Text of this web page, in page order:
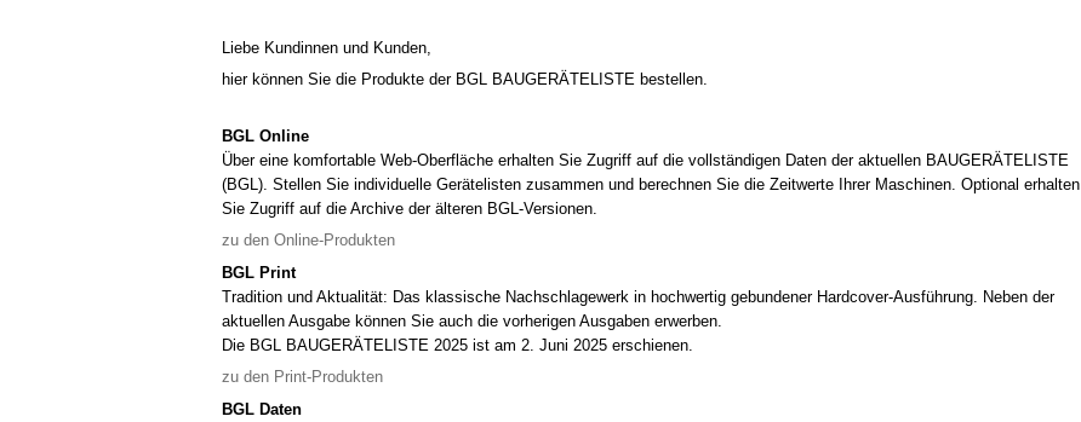
Liebe Kundinnen und Kunden,
hier können Sie die Produkte der BGL BAUGERÄTELISTE bestellen.
BGL Online
Über eine komfortable Web-Oberfläche erhalten Sie Zugriff auf die vollständigen Daten der aktuellen BAUGERÄTELISTE
(BGL). Stellen Sie individuelle Gerätelisten zusammen und berechnen Sie die Zeitwerte Ihrer Maschinen. Optional erhalten
Sie Zugriff auf die Archive der älteren BGL-Versionen.
zu den Online-Produkten
BGL Print
Tradition und Aktualität: Das klassische Nachschlagewerk in hochwertig gebundener Hardcover-Ausführung. Neben der
aktuellen Ausgabe können Sie auch die vorherigen Ausgaben erwerben.
Die BGL BAUGERÄTELISTE 2025 ist am 2. Juni 2025 erschienen.
zu den Print-Produkten
BGL Daten